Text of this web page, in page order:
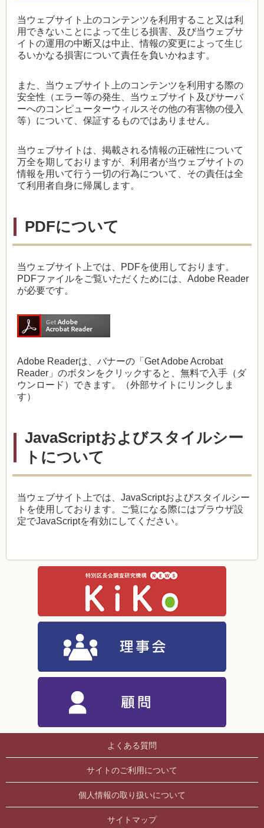
当ウェブサイト上のコンテンツを利用すること又は利
用できないことによって生じる損害、及び当ウェブサ
イトの運用の中断又は中止、情報の変更によって生じ
るいかなる損害について責任を負いかねます。
また、当ウェブサイト上のコンテンツを利用する際の
安全性（エラー等の発生、当ウェブサイト及びサーバ
ーへのコンピューターウィルスその他の有害物の侵入
等）について、保証するものではありません。
当ウェブサイトは、掲載される情報の正確性について
万全を期しておりますが、利用者が当ウェブサイトの
情報を用いて行う一切の行為について、その責任は全
て利用者自身に帰属します。
PDFについて
当ウェブサイト上では、 PDFを使用しております。
PDFファイルをご覧いただくためには、 Adobe Reader
が必要です。
Adobe Readerは、バナーの「 Get Adobe Acrobat
Reader 」のボタンをクリックすると、無料で入手（ダ
ウンロード）できます。（外部サイトにリンクしま
す）
JavaScriptおよびスタイルシー
トについて
当ウェブサイト上では、 JavaScriptおよびスタイルシー
トを使用しております。ご覧になる際にはブラウザ設
定でJavaScriptを有効にしてください。
よくある質問
サイトのご利用について
個人情報の取り扱いについて
サイトマップ